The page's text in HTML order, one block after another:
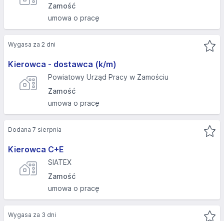
Zamość
umowa o pracę
Kierowca - dostawca (k/m)
Powiatowy Urząd Pracy w Zamościu
Zamość
umowa o pracę
Wygasa za 2 dni
Kierowca C+E
SIATEX
Zamość
umowa o pracę
Dodana 7 sierpnia
Wygasa za 3 dni